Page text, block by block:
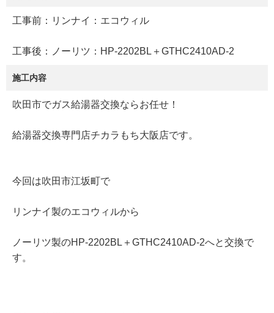
工事前：リンナイ：エコウィル
工事後：ノーリツ：HP-2202BL＋GTHC2410AD-2
施工内容
吹田市でガス給湯器交換ならお任せ！
給湯器交換専門店チカラもち大阪店です。
今回は吹田市江坂町で
リンナイ製のエコウィルから
ノーリツ製のHP-2202BL＋GTHC2410AD-2へと交換で
す。